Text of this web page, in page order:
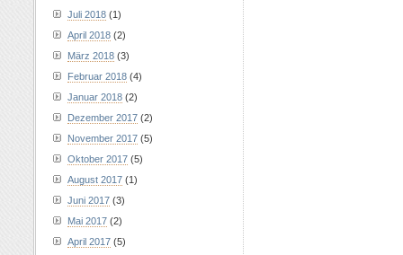
Juli 2018 (1)
April 2018 (2)
März 2018 (3)
Februar 2018 (4)
Januar 2018 (2)
Dezember 2017 (2)
November 2017 (5)
Oktober 2017 (5)
August 2017 (1)
Juni 2017 (3)
Mai 2017 (2)
April 2017 (5)